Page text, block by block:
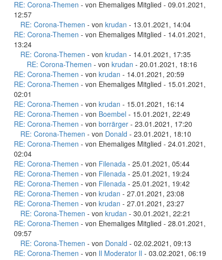
RE: Corona-Themen - von Ehemaliges Mitglied - 09.01.2021,
12:57
RE: Corona-Themen - von krudan - 13.01.2021, 14:04
RE: Corona-Themen - von Ehemaliges Mitglied - 14.01.2021,
13:24
RE: Corona-Themen - von krudan - 14.01.2021, 17:35
RE: Corona-Themen - von krudan - 20.01.2021, 18:16
RE: Corona-Themen - von krudan - 14.01.2021, 20:59
RE: Corona-Themen - von Ehemaliges Mitglied - 15.01.2021,
02:01
RE: Corona-Themen - von krudan - 15.01.2021, 16:14
RE: Corona-Themen - von Boembel - 15.01.2021, 22:49
RE: Corona-Themen - von borrärger - 23.01.2021, 17:20
RE: Corona-Themen - von Donald - 23.01.2021, 18:10
RE: Corona-Themen - von Ehemaliges Mitglied - 24.01.2021,
02:04
RE: Corona-Themen - von Filenada - 25.01.2021, 05:44
RE: Corona-Themen - von Filenada - 25.01.2021, 19:24
RE: Corona-Themen - von Filenada - 25.01.2021, 19:42
RE: Corona-Themen - von krudan - 27.01.2021, 23:08
RE: Corona-Themen - von krudan - 27.01.2021, 23:27
RE: Corona-Themen - von krudan - 30.01.2021, 22:21
RE: Corona-Themen - von Ehemaliges Mitglied - 28.01.2021,
09:57
RE: Corona-Themen - von Donald - 02.02.2021, 09:13
RE: Corona-Themen - von Il Moderator lI - 03.02.2021, 06:19